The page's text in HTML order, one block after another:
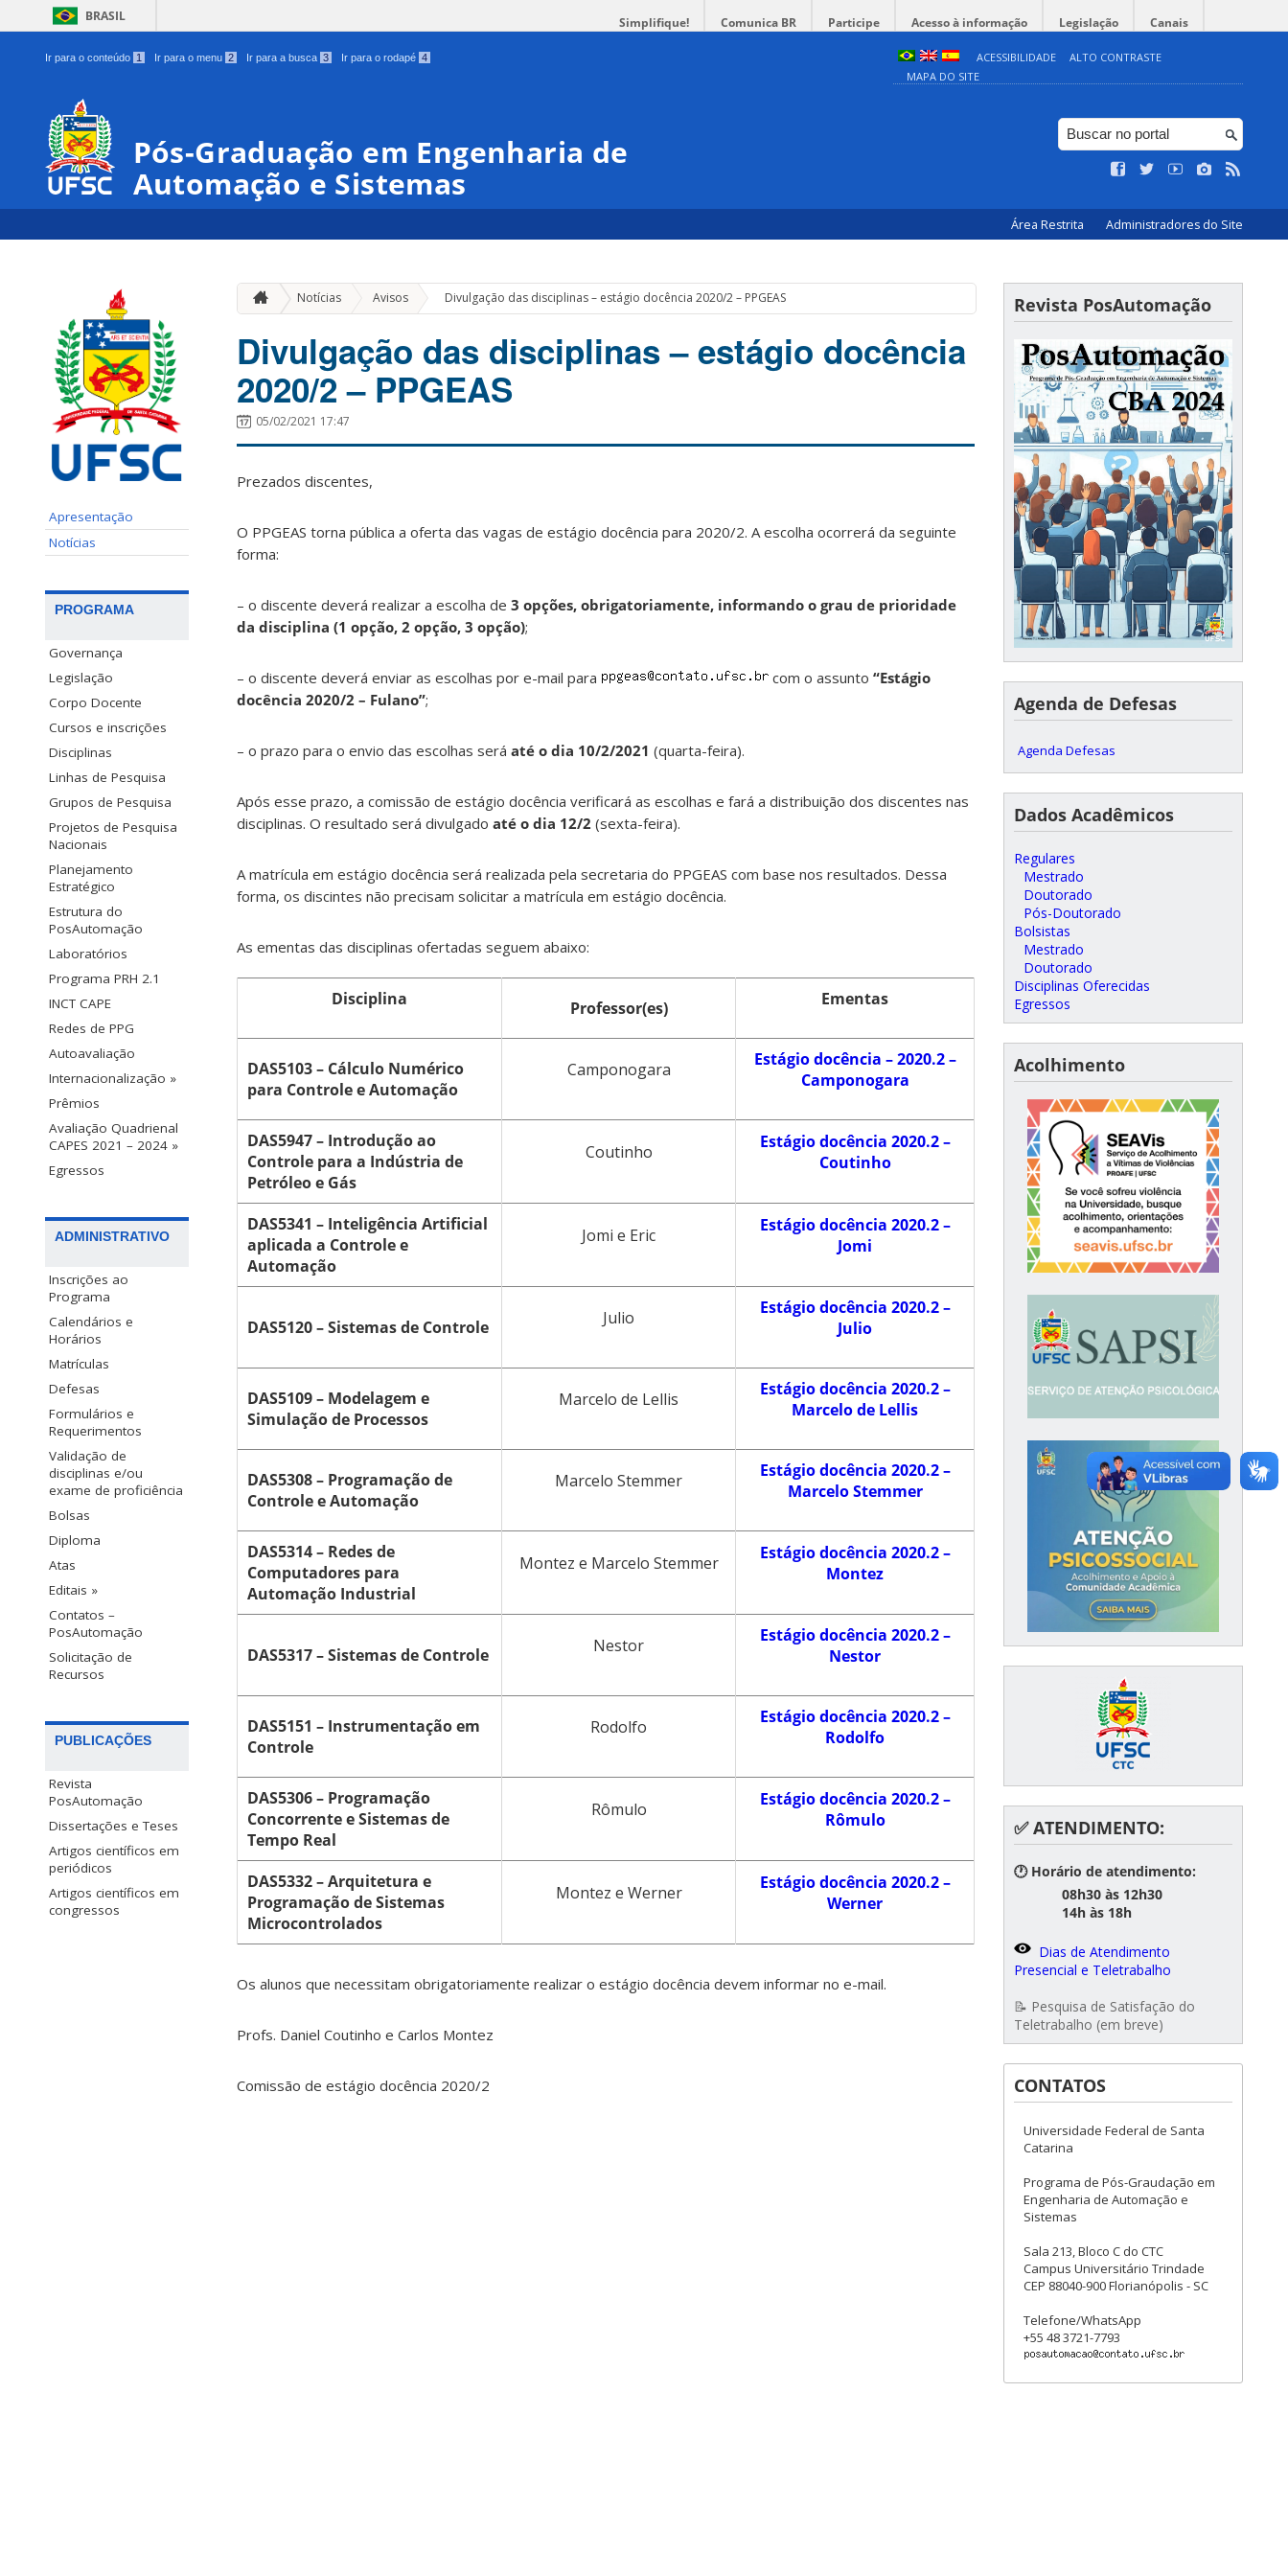
BRASIL Simplifique! Comunica BR Participe Acesso à informação Legislação Canais
Ir para o conteúdo 1 Ir para o menu 2 Ir para a busca 3 Ir para o rodapé 4 ACESSIBILIDADE
ALTO CONTRASTE
MAPA DO SITE
Pós-Graduação em Engenharia de
Automação e Sistemas
Área Restrita Administradores do Site
Apresentação
Notícias
PROGRAMA
Governança
Legislação
Corpo Docente
Cursos e inscrições
Disciplinas
Linhas de Pesquisa
Grupos de Pesquisa
Projetos de Pesquisa
Nacionais
Planejamento
Estratégico
Estrutura do
PosAutomação
Laboratórios
Programa PRH 2.1
INCT CAPE
Redes de PPG
Autoavaliação
Internacionalização »
Prêmios
Avaliação Quadrienal
CAPES 2021 – 2024 »
Egressos
ADMINISTRATIVO
Inscrições ao
Programa
Calendários e
Horários
Matrículas
Defesas
Formulários e
Requerimentos
Validação de
disciplinas e/ou
exame de proficiência
Bolsas
Diploma
Atas
Editais »
Contatos –
PosAutomação
Solicitação de
Recursos
PUBLICAÇÕES
Revista
PosAutomação
Dissertações e Teses
Artigos científicos em
periódicos
Artigos científicos em
congressos
Notícias Avisos » Divulgação das disciplinas – estágio docência 2020/2 – PPGEAS
Divulgação das disciplinas – estágio docência
2020/2 – PPGEAS
05/02/2021 17:47
Prezados discentes,
O PPGEAS torna pública a oferta das vagas de estágio docência para 2020/2. A escolha ocorrerá da seguinte
forma:
– o discente deverá realizar a escolha de 3 opções, obrigatoriamente, informando o grau de prioridade
da disciplina (1 opção, 2 opção, 3 opção);
– o discente deverá enviar as escolhas por e-mail para com o assunto “Estágio
docência 2020/2 – Fulano”;
– o prazo para o envio das escolhas será até o dia 10/2/2021 (quarta-feira).
Após esse prazo, a comissão de estágio docência verificará as escolhas e fará a distribuição dos discentes nas
disciplinas. O resultado será divulgado até o dia 12/2 (sexta-feira).
A matrícula em estágio docência será realizada pela secretaria do PPGEAS com base nos resultados. Dessa
forma, os discintes não precisam solicitar a matrícula em estágio docência.
As ementas das disciplinas ofertadas seguem abaixo:
Disciplina Professor(es) Ementas
DAS5103 – Cálculo Numérico
para Controle e Automação
Camponogara
Estágio docência – 2020.2 –
Camponogara
DAS5947 – Introdução ao
Controle para a Indústria de
Petróleo e Gás
Coutinho
Estágio docência 2020.2 –
Coutinho
DAS5341 – Inteligência Artificial
aplicada a Controle e
Automação
Jomi e Eric
Estágio docência 2020.2 –
Jomi
DAS5120 – Sistemas de Controle Julio
Estágio docência 2020.2 –
Julio
DAS5109 – Modelagem e
Simulação de Processos
Marcelo de Lellis
Estágio docência 2020.2 –
Marcelo de Lellis
DAS5308 – Programação de
Controle e Automação
Marcelo Stemmer
Estágio docência 2020.2 –
Marcelo Stemmer
DAS5314 – Redes de
Computadores para
Automação Industrial
Montez e Marcelo Stemmer
Estágio docência 2020.2 –
Montez
DAS5317 – Sistemas de Controle Nestor
Estágio docência 2020.2 –
Nestor
DAS5151 – Instrumentação em
Controle
Rodolfo
Estágio docência 2020.2 –
Rodolfo
DAS5306 – Programação
Concorrente e Sistemas de
Tempo Real
Rômulo
Estágio docência 2020.2 –
Rômulo
DAS5332 – Arquitetura e
Programação de Sistemas
Microcontrolados
Montez e Werner
Estágio docência 2020.2 –
Werner
Os alunos que necessitam obrigatoriamente realizar o estágio docência devem informar no e-mail.
Profs. Daniel Coutinho e Carlos Montez
Comissão de estágio docência 2020/2
Revista PosAutomação
Agenda de Defesas
Agenda Defesas
Dados Acadêmicos
Regulares
Mestrado
Doutorado
Pós-Doutorado
Bolsistas
Mestrado
Doutorado
Disciplinas Oferecidas
Egressos
Acolhimento
✅ ATENDIMENTO:
🕐 Horário de atendimento:
08h30 às 12h30
14h às 18h
Dias de Atendimento
Presencial e Teletrabalho
📝 Pesquisa de Satisfação do
Teletrabalho (em breve)
CONTATOS
Universidade Federal de Santa
Catarina
Programa de Pós-Graudação em
Engenharia de Automação e
Sistemas
Sala 213, Bloco C do CTC
Campus Universitário Trindade
CEP 88040-900 Florianópolis - SC
Telefone/WhatsApp
+55 48 3721-7793